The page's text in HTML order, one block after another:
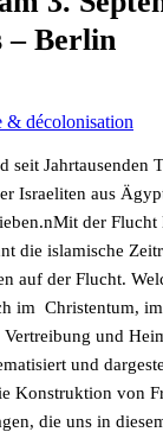
– Berlin
& décolonisation
seit Jahrtausenden
Israeliten aus
der
die islamische
auf der Flucht.
im Christentum,
und
und
Konstruktion von
die uns in